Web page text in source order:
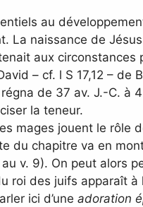
au
La naissance de
aux
– cf. l S 17,12 –
de 37 av. J.-C.
la teneur.
mages jouent le
du chapitre va en
v. 9). On peut alors
roi des juifs apparaît
ici d’une adoration